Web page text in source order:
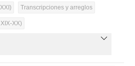
Transcripciones y arreglos
XX)